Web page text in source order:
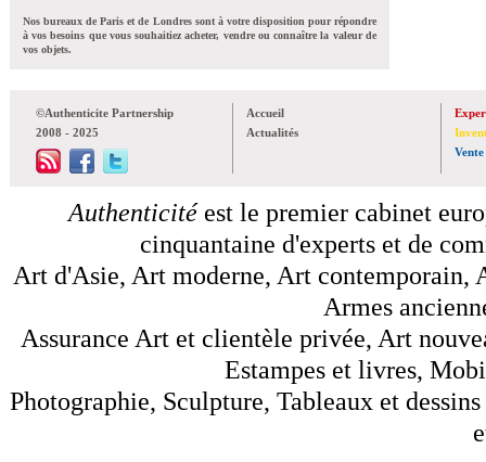
Nos bureaux de Paris et de Londres sont à votre disposition pour répondre
à vos besoins que vous souhaitiez acheter, vendre ou connaître la valeur de
vos objets.
©Authenticite Partnership
2008 - 2025
Accueil
Actualités
Vente
Authenticitéest le premier cabinet
cinquantaine d'experts et de
Art d'Asie, Art moderne, Art contemporain,
Armes
Assurance Art et clientèle privée, Art
Estampes et livres,
Photographie, Sculpture, Tableaux et